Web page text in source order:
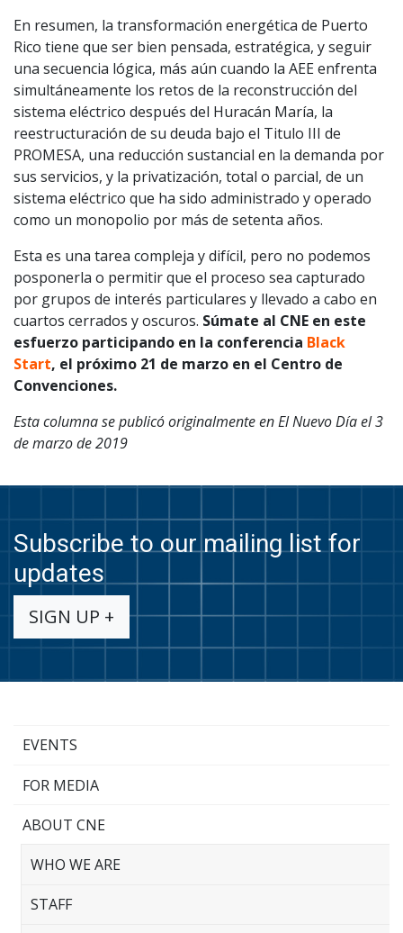
En resumen, la transformación energética de Puerto
Rico tiene que ser bien pensada, estratégica, y seguir
una secuencia lógica, más aún cuando la AEE enfrenta
simultáneamente los retos de la reconstrucción del
sistema eléctrico después del Huracán María, la
reestructuración de su deuda bajo el Titulo III de
PROMESA, una reducción sustancial en la demanda por
sus servicios, y la privatización, total o parcial, de un
sistema eléctrico que ha sido administrado y operado
como un monopolio por más de setenta años.
Esta es una tarea compleja y difícil, pero no podemos
posponerla o permitir que el proceso sea capturado
por grupos de interés particulares y llevado a cabo en
cuartos cerrados y oscuros. Súmate al CNE en este
esfuerzo participando en la conferencia Black
Start, el próximo 21 de marzo en el Centro de
Convenciones.
Esta columna se publicó originalmente en El Nuevo Día el 3
de marzo de 2019
Subscribe to our mailing list for
updates
SIGN UP +
EVENTS
FOR MEDIA
ABOUT CNE
WHO WE ARE
STAFF